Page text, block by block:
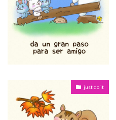
just do it